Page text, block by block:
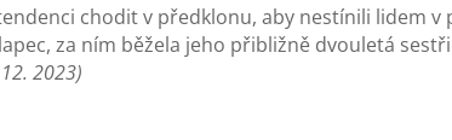
chodit v předklonu, aby nestínili lidem
za ním běžela jeho přibližně dvouletá
2023)